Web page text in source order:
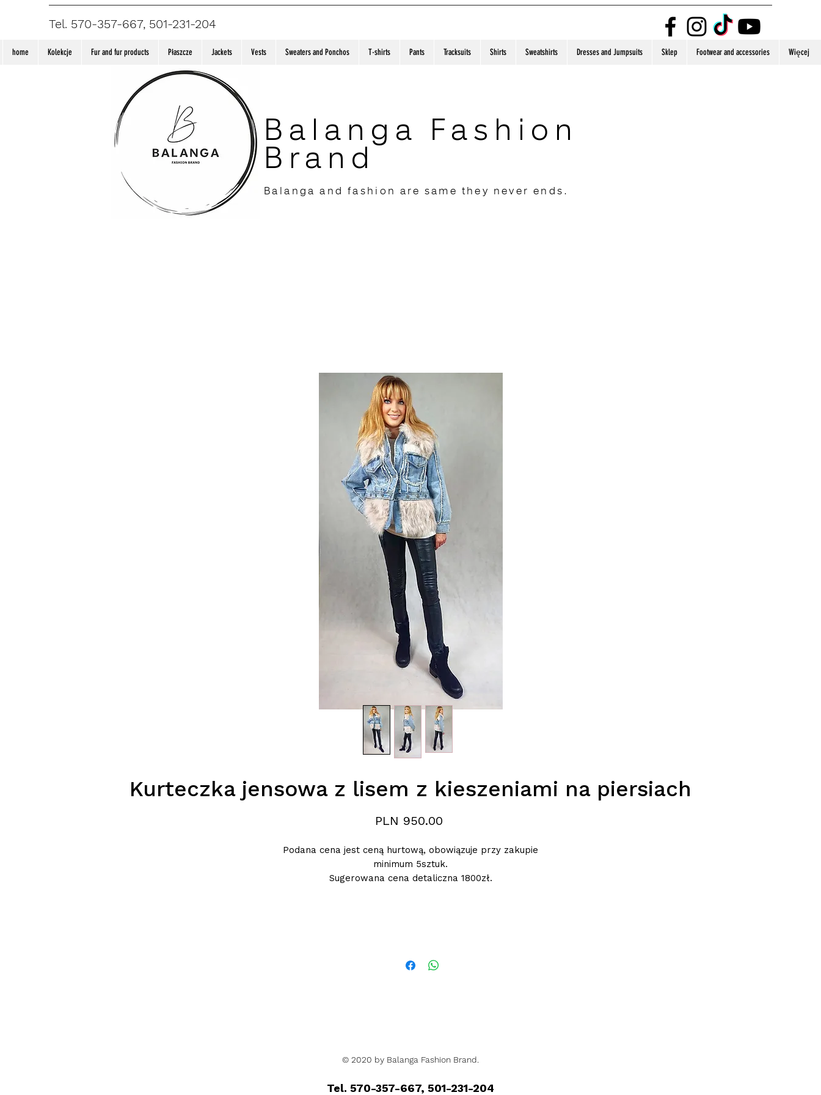
Tel. 570-357-667, 501-231-204
home Kolekcje Fur and fur products Płaszcze Jackets Vests Sweaters and Ponchos T-shirts Pants Tracksuits Shirts Sweatshirts Dresses and Jumpsuits Sklep Footwear and accessories Więcej
Balanga Fashion
Brand
Balanga and fashion are same they never ends.
Kurteczka jensowa z lisem z kieszeniami na piersiach
PLN 950.00
Podana cena jest ceną hurtową, obowiązuje przy zakupie
minimum 5sztuk.
Sugerowana cena detaliczna 1800zł.
© 2020 by Balanga Fashion Brand.
Tel. 570-357-667, 501-231-204